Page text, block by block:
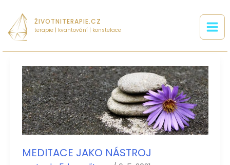
obsah
ŽIVOTNITERAPIE.CZ
terapie | kvantování | konstelace
MEDITACE JAKO NÁSTROJ
meditace
jako
nástroj